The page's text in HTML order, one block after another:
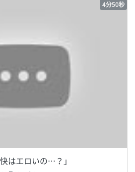
4分50秒
はエロいの…？」